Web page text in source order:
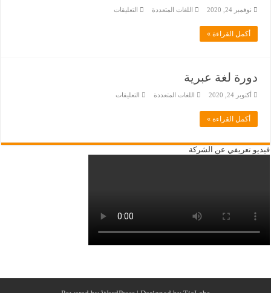
نوفمبر 24, 2020 اللغات المتعددة التعليقات
أكمل القراءة »
دورة لغة عبرية
أكتوبر 24, 2020 اللغات المتعددة التعليقات
أكمل القراءة »
فيديو تعريفي عن الشركة